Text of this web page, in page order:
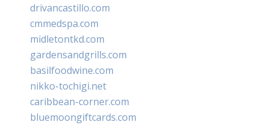
drivancastillo.com
cmmedspa.com
midletontkd.com
gardensandgrills.com
basilfoodwine.com
nikko-tochigi.net
caribbean-corner.com
bluemoongiftcards.com